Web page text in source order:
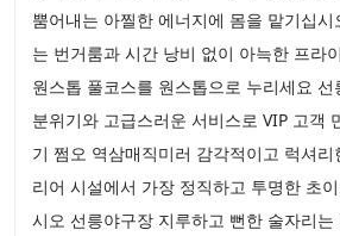
뿜어내는 아찔한 에너지에 몸을 맡기십
는 번거룸과 시간 낭비 없이 아늑한 프라
원스톱 풀코스를 원스톱으로 누리세요
분위기와 고급스러운 서비스로 VIP 고객
기 쩜오 역삼매직미러 감각적이고 럭셔
리어 시설에서 가장 정직하고 투명한 초
시오 선릉야구장 지루하고 뻔한 술자리